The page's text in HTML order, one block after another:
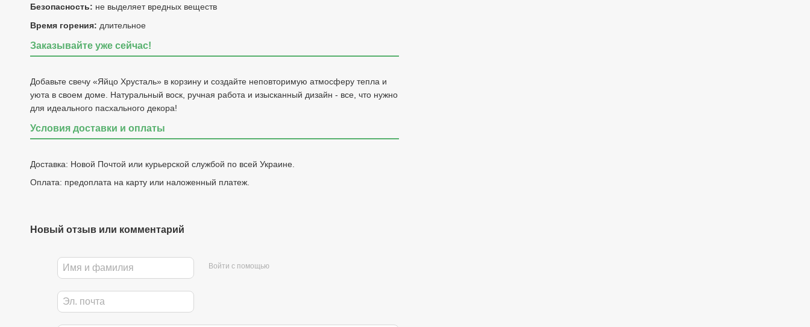
Безопасность: не выделяет вредных веществ
Время горения: длительное
Заказывайте уже сейчас!
Добавьте свечу «Яйцо Хрусталь» в корзину и создайте неповторимую атмосферу тепла и
уюта в своем доме. Натуральный воск, ручная работа и изысканный дизайн - все, что нужно
для идеального пасхального декора!
Условия доставки и оплаты
Доставка: Новой Почтой или курьерской службой по всей Украине.
Оплата: предоплата на карту или наложенный платеж.
Новый отзыв или комментарий
Войти с помощью